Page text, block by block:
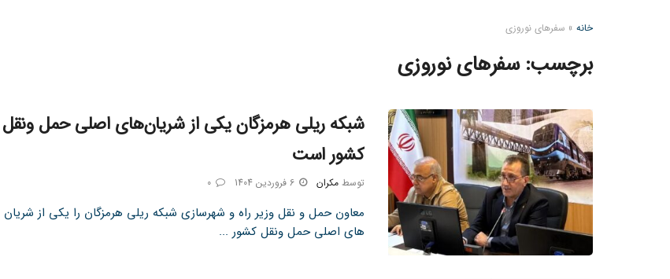
خانه » سفرهای نوروزی
برچسب:سفرهای نوروزی
شبکه ریلی هرمزگان یکی از شریان‌های اصلی حمل‌ ونقل
کشور است
توسط مکران 6 فروردین 1404 0
معاون حمل و نقل وزیر راه و شهرسازی شبکه ریلی هرمزگان را یکی از شریان
های اصلی حمل ونقل کشور ...